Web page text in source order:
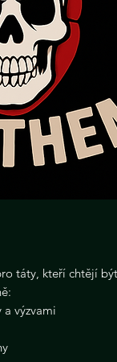
táty, kteří chtějí
výzvami